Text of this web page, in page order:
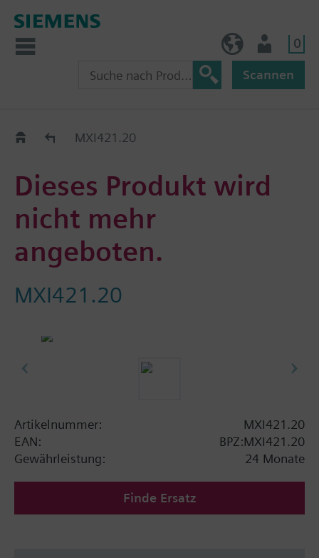
0
Scannen
Austauschhilfe
MXI421.20
Dieses Produkt wird
nicht mehr
angeboten.
MXI421.20
Artikelnummer:
MXI421.20
EAN:
BPZ:MXI421.20
Gewährleistung:
24 Monate
Finde Ersatz